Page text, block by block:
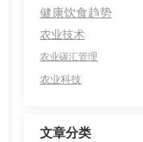
健康饮食趋势
农业技术
农业碳汇管理
农业科技
文章分类